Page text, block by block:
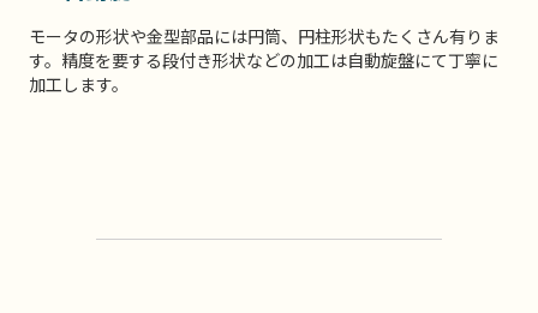
モータの形状や金型部品には円筒、円柱形状もたくさん有りま
す。精度を要する段付き形状などの加工は自動旋盤にて丁寧に
加工します。